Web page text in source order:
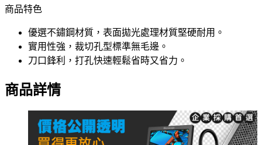
商品特色
優選不鏽鋼材質，表面拋光處理材質堅硬耐用。
實用性強，裁切孔型標準無毛邊。
刀口鋒利，打孔快速輕鬆省時又省力。
商品詳情